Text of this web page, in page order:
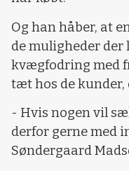
Og han håber, at
de muligheder
kvægfodring med
tæt hos de kunder,
- Hvis nogen vil
derfor gerne med
Søndergaard